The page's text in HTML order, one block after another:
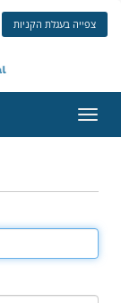
צפייה בעגלת הקניות
ניווט